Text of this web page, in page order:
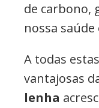
de carbono,
nossa
A todas
vantajosas
lenha